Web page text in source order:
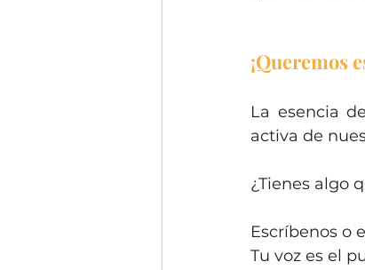
¡Queremos
La esencia
activa de
¿Tienes algo
Escríbenos o
Tu voz es el